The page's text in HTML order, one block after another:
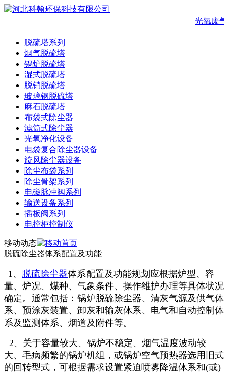
光氧废
脱硫塔系列
烟气脱硫塔
锅炉脱硫塔
湿式脱硫塔
脱销脱硫塔
玻璃钢脱硫塔
麻石脱硫塔
布袋式除尘器
滤筒式除尘器
光氧净化设备
电袋复合除尘器设备
旋风除尘器设备
除尘布袋系列
除尘骨架系列
电磁脉冲阀系列
输送设备系列
插板阀系列
电控柜控制仪
移动动态
脱硫除尘器体系配置及功能
1、 脱硫除尘器体系配置及功能规划应根据炉型、容
量、炉况、煤种、气象条件、操作维护办理等具体状况
确定。通常包括：锅炉脱硫除尘器、清灰气源及供气体
系、预涂灰装置、卸灰和输灰体系、电气和自动控制体
系及监测体系、烟道及附件等。
2、关于容量较大、锅炉不稳定、烟气温度波动较
大、毛病频繁的锅炉机组，或锅炉空气预热器选用旧式
的回转型式，可根据需求设置紧迫喷雾降温体系和(或)